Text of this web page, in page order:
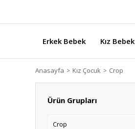
Erkek Bebek Kız Bebek
Anasayfa Kız Çocuk Crop
Ürün Grupları
Crop